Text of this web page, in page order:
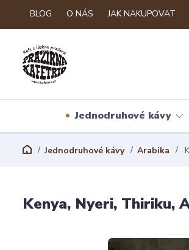
BLOG O NÁS JAK NAKUPOVAT
Jednodruhové kávy
Jednodruhové kávy Arabika
Kenya, Nyeri, Thiriku,